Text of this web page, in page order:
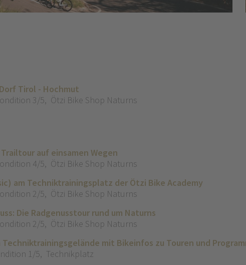
Tirol - Hochmut
3/5, Ötzi Bike Shop Naturns
auf einsamen Wegen
4/5, Ötzi Bike Shop Naturns
am Techniktrainingsplatz der Ötzi Bike Academy
2/5, Ötzi Bike Shop Naturns
Die Radgenusstour rund um Naturns
2/5, Ötzi Bike Shop Naturns
mit Bikeinfos zu Touren und
1/5, Technikplatz